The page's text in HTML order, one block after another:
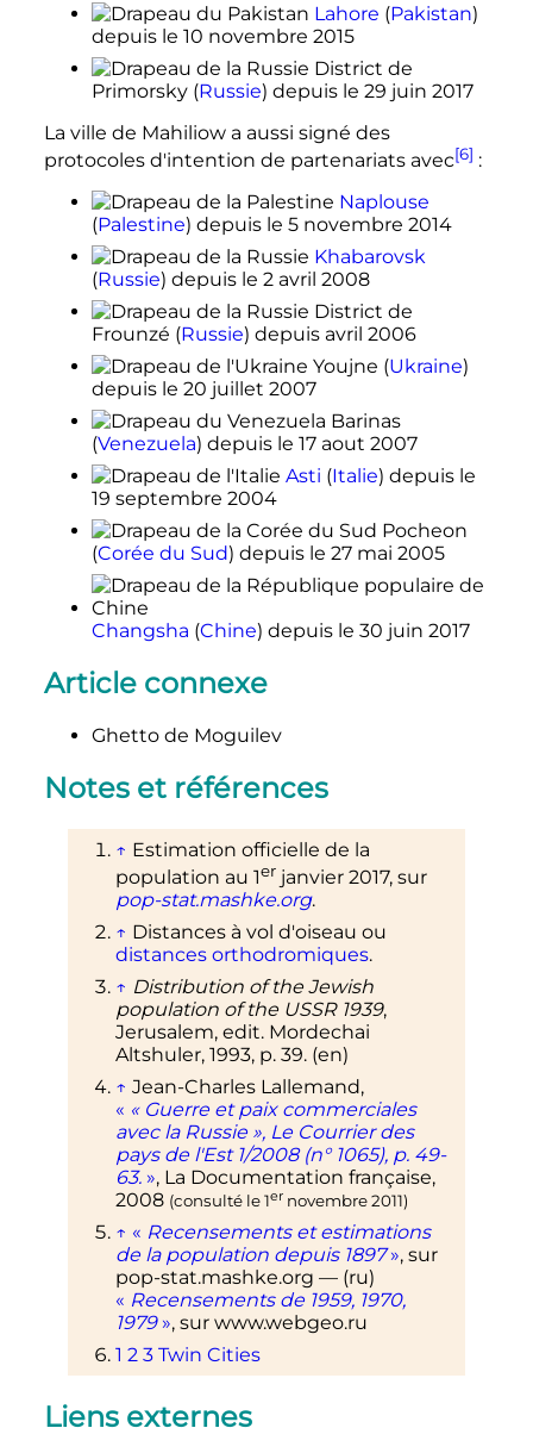
Lahore (Pakistan)
depuis le 10 novembre 2015
District de
Primorsky (Russie) depuis le 29 juin 2017
La ville de Mahiliow a aussi signé des
protocoles d'intention de partenariats avec[6] :
Naplouse
(Palestine) depuis le 5 novembre 2014
Khabarovsk
(Russie) depuis le 2 avril 2008
District de
Frounzé (Russie) depuis avril 2006
Youjne (Ukraine)
depuis le 20 juillet 2007
Barinas
(Venezuela) depuis le 17 aout 2007
Asti (Italie) depuis le
19 septembre 2004
Pocheon
(Corée du Sud) depuis le 27 mai 2005
Changsha (Chine) depuis le 30 juin 2017
Article connexe
Ghetto de Moguilev
Notes et références
↑ Estimation officielle de la
population au 1erjanvier 2017, sur
pop-stat.mashke.org.
↑ Distances à vol d'oiseau ou
distances orthodromiques.
↑ Distribution of the Jewish
population of the USSR 1939,
Jerusalem, edit. Mordechai
Altshuler, 1993, p. 39. (en)
↑ Jean-Charles Lallemand,
« « Guerre et paix commerciales
avec la Russie », Le Courrier des
pays de l'Est 1/2008(n° 1065), p. 49-
63. », La Documentation française,
2008 (consulté le1ernovembre 2011)
↑ « Recensements et estimations
de la population depuis 1897 », sur
pop-stat.mashke.org — (ru)
« Recensements de 1959, 1970,
1979 », sur www.webgeo.ru
1 2 3 Twin Cities
Liens externes